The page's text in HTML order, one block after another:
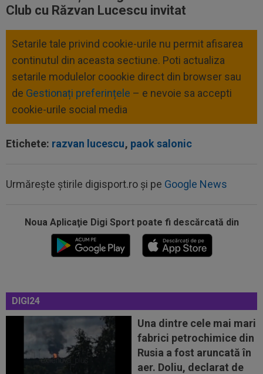
Club cu Răzvan Lucescu invitat
Setarile tale privind cookie-urile nu permit afisarea
continutul din aceasta sectiune. Poti actualiza
setarile modulelor coookie direct din browser sau
de Gestionați preferințele – e nevoie sa accepti
cookie-urile social media
Etichete: razvan lucescu, paok salonic
Urmărește știrile digisport.ro și pe Google News
Noua Aplicaţie Digi Sport poate fi descărcată din
DIGI24
Una dintre cele mai mari
fabrici petrochimice din
Rusia a fost aruncată în
aer. Doliu, declarat de
David Miculescu a plecat în Anglia și mai are de
așteptat până la debutul în...
11:04
Toți jucătorii Barcelonei îl vor pe Rodri, însă
numai unul s-a opus! Hansi...
10:47
FC Botoșani - Corvinul, LIVE VIDEO, 18:30, Digi
Sport 1. Moldovenii sunt în...